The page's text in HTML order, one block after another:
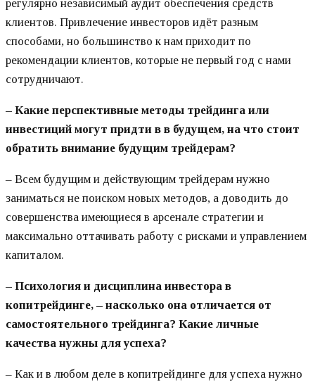
регулярно независимый аудит обеспечения средств
клиентов. Привлечение инвесторов идёт разным
способами, но большинство к нам приходит по
рекомендации клиентов, которые не первый год с нами
сотрудничают.
– Какие перспективные методы трейдинга или
инвестиций могут придти в в будущем, на что стоит
обратить внимание будущим трейдерам?
– Всем будущим и действующим трейдерам нужно
заниматься не поиском новых методов, а доводить до
совершенства имеющиеся в арсенале стратегии и
максимально оттачивать работу с рисками и управлением
капиталом.
– Психология и дисциплина инвестора в
копитрейдинге, – насколько она отличается от
самостоятельного трейдинга? Какие личные
качества нужны для успеха?
– Как и в любом деле в копитрейдинге для успеха нужно